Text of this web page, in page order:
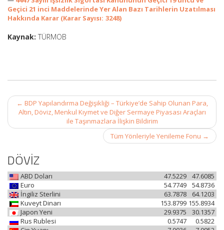
Geçici 21 inci Maddelerinde Yer Alan Bazı Tarihlerin Uzatılması
Hakkında Karar (Karar Sayısı: 3248)
Kaynak: TÜRMOB
Post
navigation
← BDP Yapılandırma Değişikliği – Türkiye’de Sahip Olunan Para,
Altın, Döviz, Menkul Kıymet ve Diğer Sermaye Piyasası Araçları
ile Taşınmazlara İlişkin Bildirim
Tüm Yönleriyle Yenileme Fonu →
DÖVİZ
ABD Doları 47.6085
47.5229
Euro
54.8736
54.7749
İngiliz Sterlini
64.1203
63.7878
Kuveyt Dinarı
155.8934
153.8799
Japon Yeni
30.1357
29.9375
Rus Rublesi
0.5822
0.5747